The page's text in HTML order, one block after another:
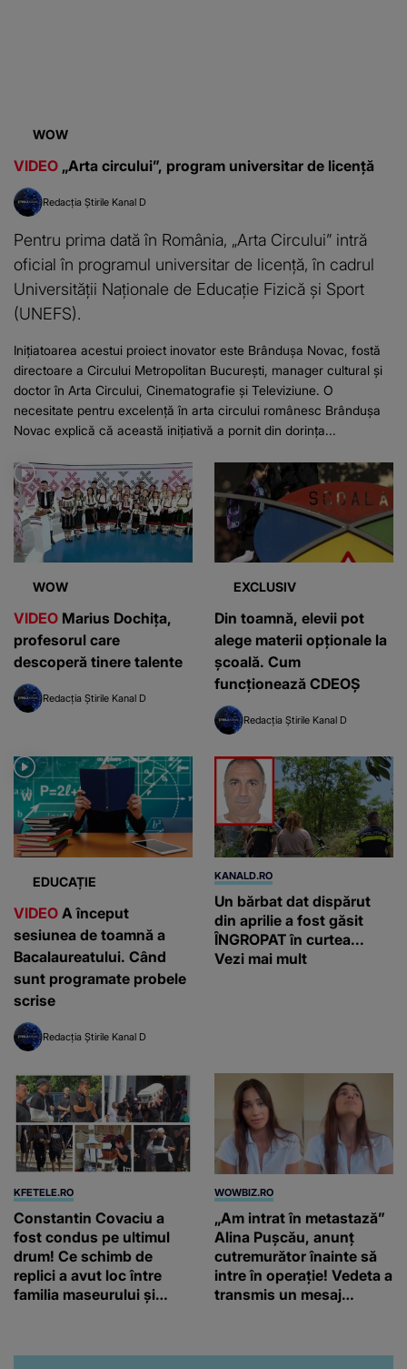
(UNEFS).
directoare a Circului Metropolitan București, manager cultural și
necesitate pentru excelență în arta circului românesc Brândușa
Novac explică că această inițiativă a pornit din dorința...
profesorul care
descoperă tinere talente
Redacția Știrile Kanal D
alege materii opționale la
școală. Cum
funcționează CDEOȘ
Redacția Știrile Kanal D
EDUCAȚIE
sesiunea de toamnă a
Bacalaureatului. Când
sunt programate probele
scrise
KANALD.RO
Un bărbat dat dispărut
din aprilie a fost găsit
ÎNGROPAT în curtea...
Vezi mai mult
KFETELE.RO
Constantin Covaciu a
fost condus pe ultimul
drum! Ce schimb de
replici a avut loc între
familia maseurului și
clubul Dinamo: “Am vrut
să văd caracterul și
obrazul.”
Alina Pușcău, anunț
cutremurător înainte să
intre în operație! Vedeta a
transmis un mesaj
emoționant fanilor